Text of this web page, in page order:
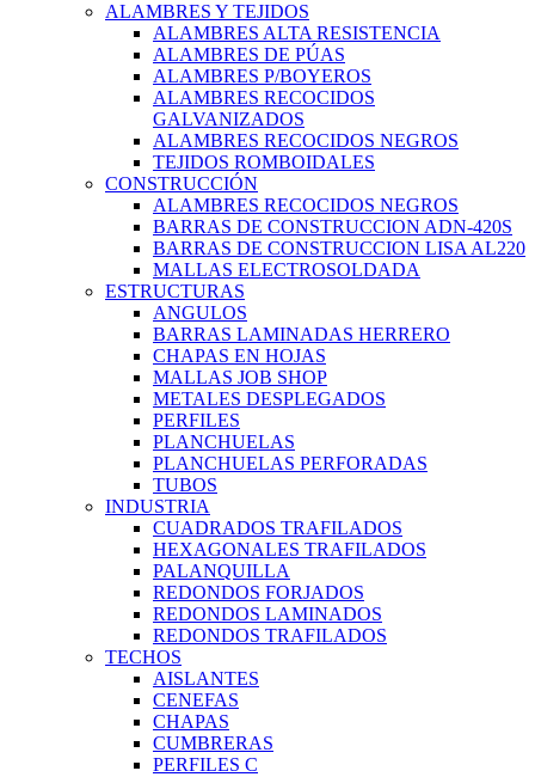
ALAMBRES Y TEJIDOS
ALAMBRES ALTA RESISTENCIA
ALAMBRES DE PÚAS
ALAMBRES P/BOYEROS
ALAMBRES RECOCIDOS
GALVANIZADOS
ALAMBRES RECOCIDOS NEGROS
TEJIDOS ROMBOIDALES
CONSTRUCCIÓN
ALAMBRES RECOCIDOS NEGROS
BARRAS DE CONSTRUCCION ADN-420S
BARRAS DE CONSTRUCCION LISA AL220
MALLAS ELECTROSOLDADA
ESTRUCTURAS
ANGULOS
BARRAS LAMINADAS HERRERO
CHAPAS EN HOJAS
MALLAS JOB SHOP
METALES DESPLEGADOS
PERFILES
PLANCHUELAS
PLANCHUELAS PERFORADAS
TUBOS
INDUSTRIA
CUADRADOS TRAFILADOS
HEXAGONALES TRAFILADOS
PALANQUILLA
REDONDOS FORJADOS
REDONDOS LAMINADOS
REDONDOS TRAFILADOS
TECHOS
AISLANTES
CENEFAS
CHAPAS
CUMBRERAS
PERFILES C